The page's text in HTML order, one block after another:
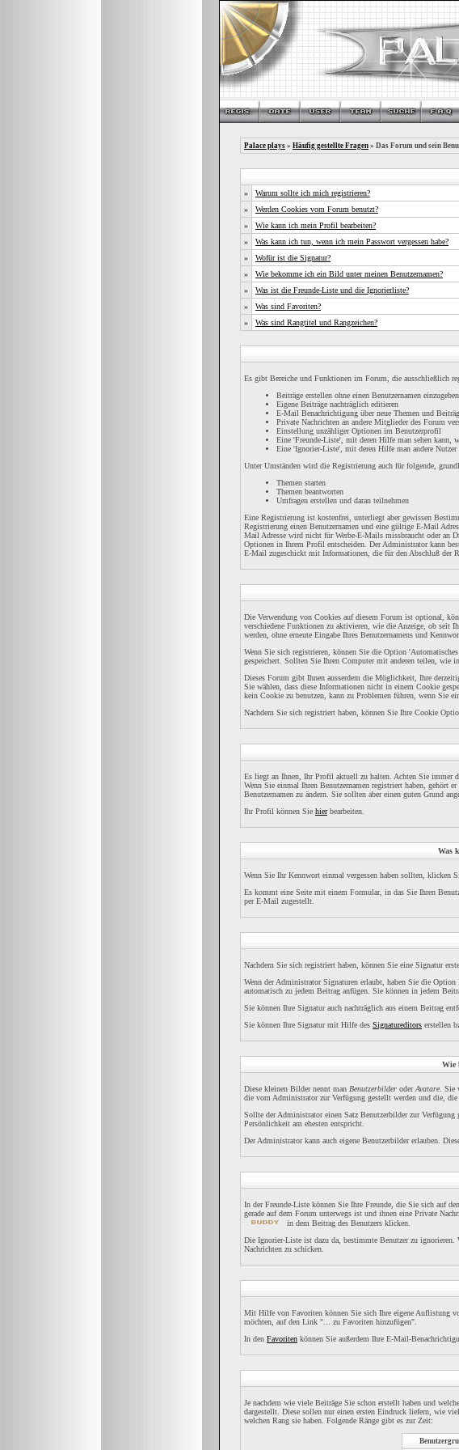
Palace plays » Häufig gestellte Fragen » Das Forum und sein
»
Warum sollte ich mich registrieren?
»
Werden Cookies vom Forum benutzt?
»
Wie kann ich mein Profil bearbeiten?
»
Was kann ich tun, wenn ich mein Passwort vergessen habe?
»
Wofür ist die Signatur?
»
Wie bekomme ich ein Bild unter meinen Benutzernamen?
»
Was ist die Freunde-Liste und die Ignorierliste?
»
Was sind Favoriten?
»
Was sind Rangtitel und Rangzeichen?
Es gibt Bereiche und Funktionen im Forum, die ausschließlich
Beiträge erstellen ohne einen Benutzernamen einzugeben
Eigene Beiträge nachträglich editieren
E-Mail Benachrichtigung über neue Themen und
Private Nachrichten an andere Mitglieder des Forum
Einstellung unzähliger Optionen im Benutzerprofil
Eine 'Freunde-Liste', mit deren Hilfe man sehen kann,
Eine 'Ignorier-Liste', mit deren Hilfe man andere
Unter Umständen wird die Registrierung auch für folgende,
Themen starten
Themen beantworten
Umfragen erstellen und daran teilnehmen
Eine Registrierung ist kostenfrei, unterliegt aber gewissen
Registrierung einen Benutzernamen und eine gültige E-Mail
Mail Adresse wird nicht für Werbe-E-Mails missbraucht oder an
Optionen in Ihrem Profil entscheiden. Der Administrator kann
E-Mail zugeschickt mit Informationen, die für den Abschluß der
Die Verwendung von Cookies auf diesem Forum ist optional,
verschiedene Funktionen zu aktivieren, wie die Anzeige, ob seit
werden, ohne erneute Eingabe Ihres Benutzernamens und
Wenn Sie sich registrieren, können Sie die Option
gespeichert. Sollten Sie Ihren Computer mit anderen teilen, wie
Dieses Forum gibt Ihnen ausserdem die Möglichkeit, Ihre
Sie wählen, dass diese Informationen nicht in einem Cookie
kein Cookie zu benutzen, kann zu Problemen führen, wenn Sie
Nachdem Sie sich registriert haben, können Sie Ihre Cookie
Es liegt an Ihnen, Ihr Profil aktuell zu halten. Achten Sie immer
Wenn Sie einmal Ihren Benutzernamen registriert haben, gehört
Benutzernamen zu ändern. Sie sollten aber einen guten Grund
Ihr Profil können Sie hierbearbeiten.
Was
Wenn Sie Ihr Kennwort einmal vergessen haben sollten, klicken
Es kommt eine Seite mit einem Formular, in das Sie Ihren
per E-Mail zugestellt.
Nachdem Sie sich registriert haben, können Sie eine Signatur
Wenn der Administrator Signaturen erlaubt, haben Sie die
automatisch zu jedem Beitrag anfügen. Sie können in jedem
Sie können Ihre Signatur auch nachträglich aus einem Beitrag
Sie können Ihre Signatur mit Hilfe des Signatureditors erstellen
Wie
Diese kleinen Bilder nennt man Benutzerbilder oderAvatare .
die vom Administrator zur Verfügung gestellt werden und die, die
Sollte der Administrator einen Satz Benutzerbilder zur
Persönlichkeit am ehesten entspricht.
Der Administrator kann auch eigene Benutzerbilder erlauben.
In der Freunde-Liste können Sie Ihre Freunde, die Sie sich auf
gerade auf dem Forum unterwegs ist und ihnen eine Private
in dem Beitrag des Benutzers klicken.
Die Ignorier-Liste ist dazu da, bestimmte Benutzer zu
Nachrichten zu schicken.
Mit Hilfe von Favoriten können Sie sich Ihre eigene Auflistung
möchten, auf den Link "... zu Favoriten hinzufügen".
In den Favoriten können Sie außerdem Ihre E-Mail-
Je nachdem wie viele Beiträge Sie schon erstellt haben und
dargestellt. Diese sollen nur einen ersten Eindruck liefern, wie
welchen Rang sie haben. Folgende Ränge gibt es zur Zeit: